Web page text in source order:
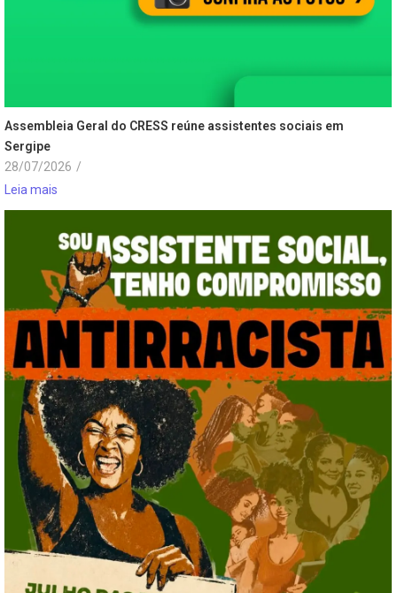
Assembleia Geral do CRESS reúne assistentes sociais em
Sergipe
28/07/2026 /
Leia mais